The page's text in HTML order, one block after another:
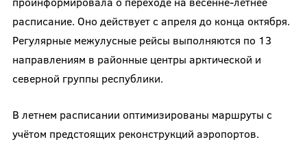
расписание. Оно действует с апреля до конца октября.
Регулярные межулусные рейсы выполняются по 13
направлениям в районные центры арктической и
северной группы республики.
В летнем расписании оптимизированы маршруты с
учётом предстоящих реконструкций аэропортов.